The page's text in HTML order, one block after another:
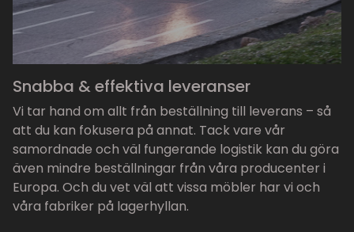
Snabba & effektiva leveranser
Vi tar hand om allt från beställning till leverans – så
att du kan fokusera på annat. Tack vare vår
samordnade och väl fungerande logistik kan du göra
även mindre beställningar från våra producenter i
Europa. Och du vet väl att vissa möbler har vi och
våra fabriker på lagerhyllan.